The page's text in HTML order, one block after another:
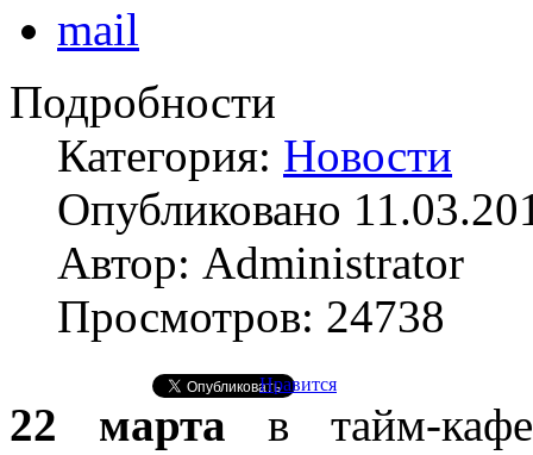
Подробности
Категория: Новости
Опубликовано
Автор: Administrator
Просмотров: 24738
Нравится
22 марта в тайм-